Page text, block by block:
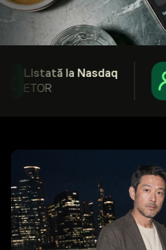
Listată la Nasdaq
ETOR